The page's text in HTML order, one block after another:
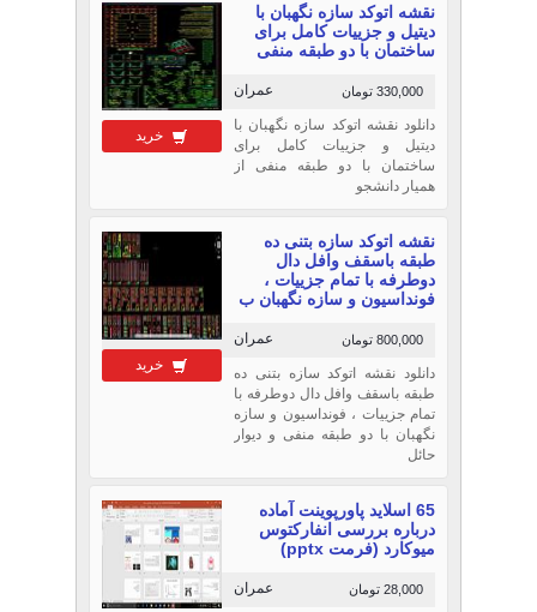
خرید
نقشه اتوکد سازه نگهبان با
دیتیل و جزییات کامل برای
ساختمان با دو طبقه منفی
عمران 330,000 تومان
دانلود نقشه اتوکد سازه نگهبان با
دیتیل و جزییات کامل برای
ساختمان با دو طبقه منفی از
همیار دانشجو
خرید
نقشه اتوکد سازه بتنی ده
طبقه باسقف وافل دال
دوطرفه با تمام جزییات ،
فونداسیون و سازه نگهبان ب
عمران 800,000 تومان
دانلود نقشه اتوکد سازه بتنی ده
طبقه باسقف وافل دال دوطرفه با
تمام جزییات ، فونداسیون و سازه
نگهبان با دو طبقه منفی و دیوار
حائل
65 اسلاید پاورپوینت آماده
درباره بررسی انفارکتوس
میوکارد (فرمت pptx)
عمران 28,000 تومان